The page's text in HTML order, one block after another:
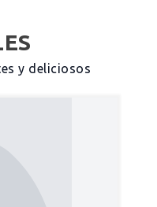
y deliciosos